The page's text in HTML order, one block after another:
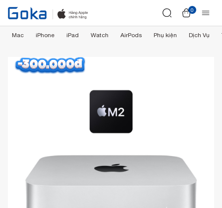
0
Mac iPhone iPad Watch AirPods Phụ kiện Dịch Vụ